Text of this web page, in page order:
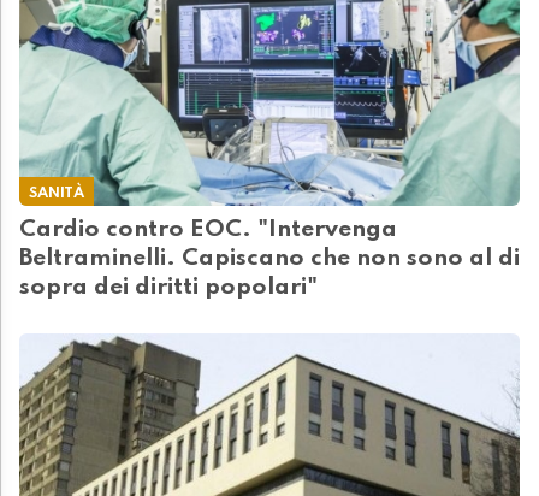
SANITÀ
Cardio contro EOC. "Intervenga
Beltraminelli. Capiscano che non sono al di
sopra dei diritti popolari"